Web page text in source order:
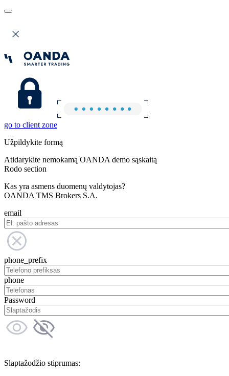
go to client zone
Užpildykite formą
Atidarykite nemokamą OANDA demo sąskaitą
Rodo section
Kas yra asmens duomenų valdytojas?
OANDA TMS Brokers S.A.
email
phone_prefix
phone
Password
Slaptažodžio stiprumas: